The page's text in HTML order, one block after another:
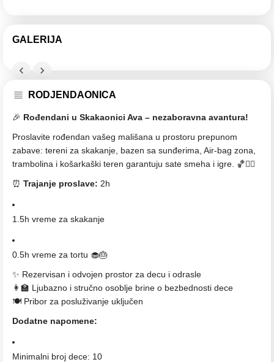
GALERIJA
RODJENDAONICA
🎉 Rođendani u Skakaonici Ava – nezaboravna avantura!
Proslavite rođendan vašeg mališana u prostoru prepunom
zabave: tereni za skakanje, bazen sa sunđerima, Air-bag zona,
trambolina i košarkaški teren garantuju sate smeha i igre. 🏀🤸‍♂️
⏰ Trajanje proslave: 2h
1.5h vreme za skakanje
0.5h vreme za tortu 🧁🎂
✨ Rezervisan i odvojen prostor za decu i odrasle
👩‍🏫 Ljubazno i stručno osoblje brine o bezbednosti dece
🍽️ Pribor za posluživanje uključen
Dodatne napomene:
Minimalni broj dece: 10